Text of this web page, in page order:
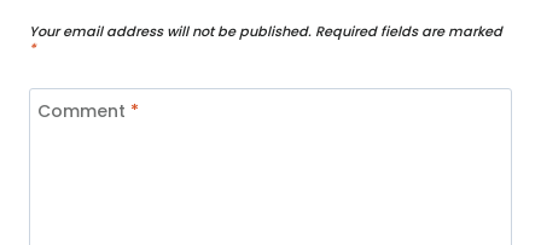
Your email address will not be published. Required fields are marked
*
Comment *